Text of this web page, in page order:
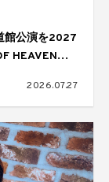
館公演を2027
HEAVENの
2026.07.27